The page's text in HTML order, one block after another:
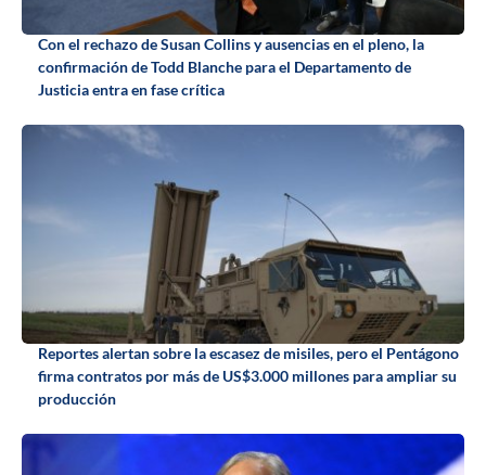
Con el rechazo de Susan Collins y ausencias en el pleno, la
confirmación de Todd Blanche para el Departamento de
Justicia entra en fase crítica
Reportes alertan sobre la escasez de misiles, pero el Pentágono
firma contratos por más de US$3.000 millones para ampliar su
producción